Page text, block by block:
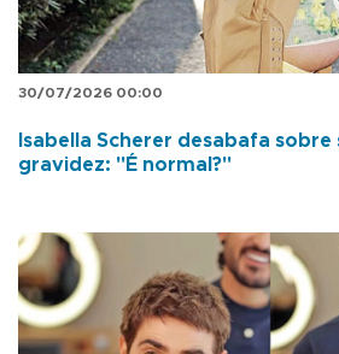
30/07/2026 00:00
Isabella Scherer desabafa sobre
gravidez: "É normal?"